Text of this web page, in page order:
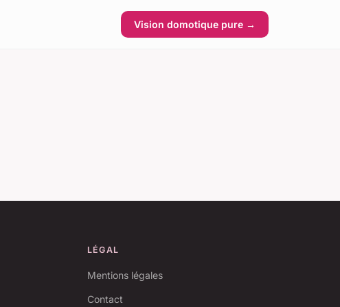
Vision domotique pure →
LÉGAL
Mentions légales
Contact